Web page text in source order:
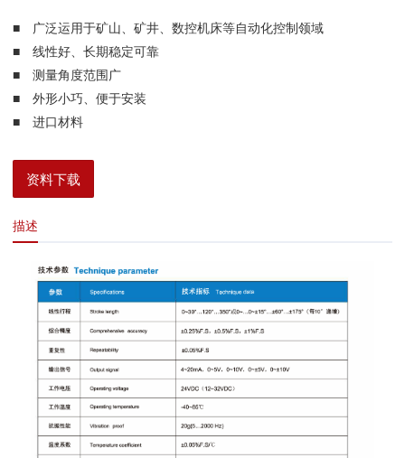
■ 广泛运用于矿山、矿井、数控机床等自动化控制领域
■ 线性好、长期稳定可靠
■ 测量角度范围广
■ 外形小巧、便于安装
■ 进口材料
资料下载
描述